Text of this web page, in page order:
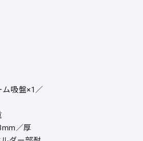
ム吸盤×1／
／厚